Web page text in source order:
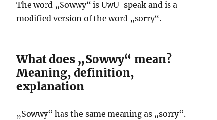
The word „Sowwy“ is UwU-speak and is a
modified version of the word „sorry“.
What does „Sowwy“ mean?
Meaning, definition,
explanation
„Sowwy“ has the same meaning as „sorry“.